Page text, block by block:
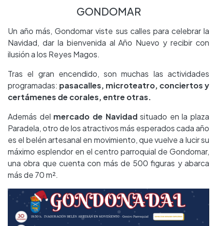
GONDOMAR
Un año más, Gondomar viste sus calles para celebrar la
Navidad, dar la bienvenida al Año Nuevo y recibir con
ilusión a los Reyes Magos.
Tras el gran encendido, son muchas las actividades
programadas: pasacalles, microteatro, conciertos y
certámenes de corales, entre otras.
Además del mercado de Navidadsituado en la plaza
Paradela, otro de los atractivos más esperados cada año
es el belén artesanal en movimiento, que vuelve a lucir su
máximo esplendor en el centro parroquial de Gondomar,
una obra que cuenta con más de 500 figuras y abarca
más de 70 m².